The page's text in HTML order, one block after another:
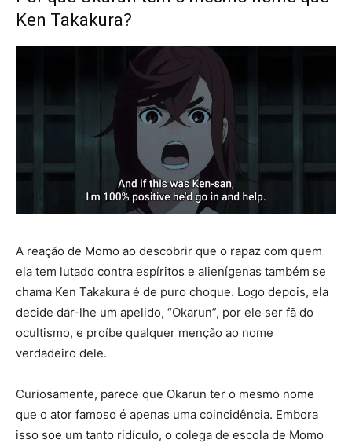
Ken Takakura?
A reação de Momo ao descobrir que o rapaz com quem
ela tem lutado contra espíritos e alienígenas também se
chama Ken Takakura é de puro choque. Logo depois, ela
decide dar-lhe um apelido, “Okarun”, por ele ser fã do
ocultismo, e proíbe qualquer menção ao nome
verdadeiro dele.
Curiosamente, parece que Okarun ter o mesmo nome
que o ator famoso é apenas uma coincidência. Embora
isso soe um tanto ridículo, o colega de escola de Momo